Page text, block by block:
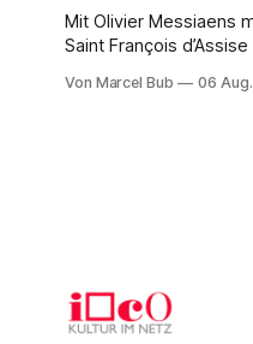
Mit Olivier Messiaens
Saint François
außergewöhnlichen
Von Marcel Bub 06